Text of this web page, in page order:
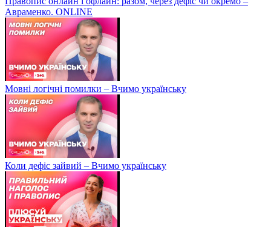
Авраменко. ONLINE
Мовні логічні помилки – Вчимо українську
Коли дефіс зайвий – Вчимо українську